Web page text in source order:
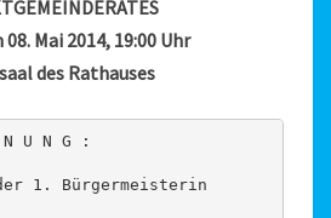
Mai 2014, 19:00 Uhr
des Rathauses
U N G :
1. Bürgermeisterin